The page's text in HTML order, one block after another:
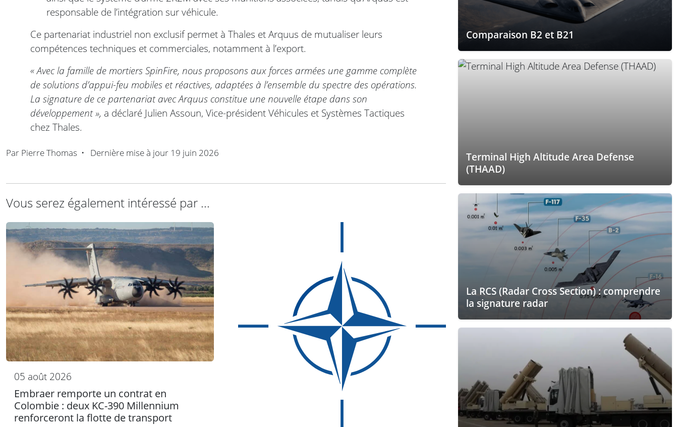
responsable de l’intégration sur véhicule.
Ce partenariat industriel non exclusif permet à Thales et Arquus de mutualiser leurs
compétences techniques et commerciales, notamment à l’export.
« Avec la famille de mortiers SpinFire, nous proposons aux forces armées une gamme complète
de solutions d’appui-feu mobiles et réactives, adaptées à l’ensemble du spectre des opérations.
La signature de ce partenariat avec Arquus constitue une nouvelle étape dans son
développement », a déclaré Julien Assoun, Vice-président Véhicules et Systèmes Tactiques
chez Thales.
Par Pierre Thomas • Dernière mise à jour 19 juin 2026
Vous serez également intéressé par ...
05 août 2026
Embraer remporte un contrat en
Colombie : deux KC-390 Millennium
renforceront la flotte de transport
Comparaison B2 et B21
Terminal High Altitude Area Defense
(THAAD)
La RCS (Radar Cross Section) : comprendre
la signature radar